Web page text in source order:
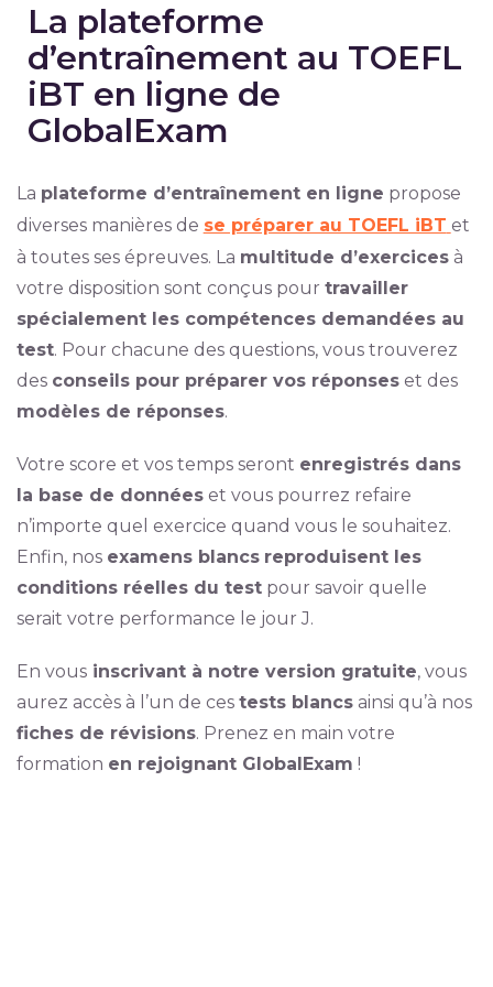
La plateforme
d’entraînement au TOEFL
iBT en ligne de
GlobalExam
La plateforme d’entraînement en ligne propose
diverses manières de se préparer au TOEFL iBT et
à toutes ses épreuves. La multitude d’exercicesà
votre disposition sont conçus pour travailler
spécialement les compétences demandées au
test. Pour chacune des questions, vous trouverez
des conseils pour préparer vos réponseset des
modèles de réponses.
Votre score et vos temps seront enregistrés dans
la base de donnéeset vous pourrez refaire
n’importe quel exercice quand vous le souhaitez.
Enfin, nos examens blancs reproduisent les
conditions réelles du testpour savoir quelle
serait votre performance le jour J.
En vousinscrivant à notre version gratuite, vous
aurez accès à l’un de ces tests blancsainsi qu’à nos
fiches de révisions. Prenez en main votre
formation en rejoignant GlobalExam !